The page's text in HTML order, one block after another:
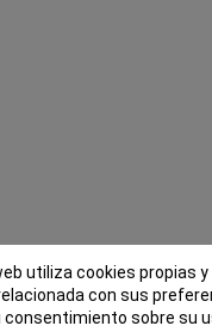
utiliza cookies propias
con sus
consentimiento sobre su
© EL ROPERO